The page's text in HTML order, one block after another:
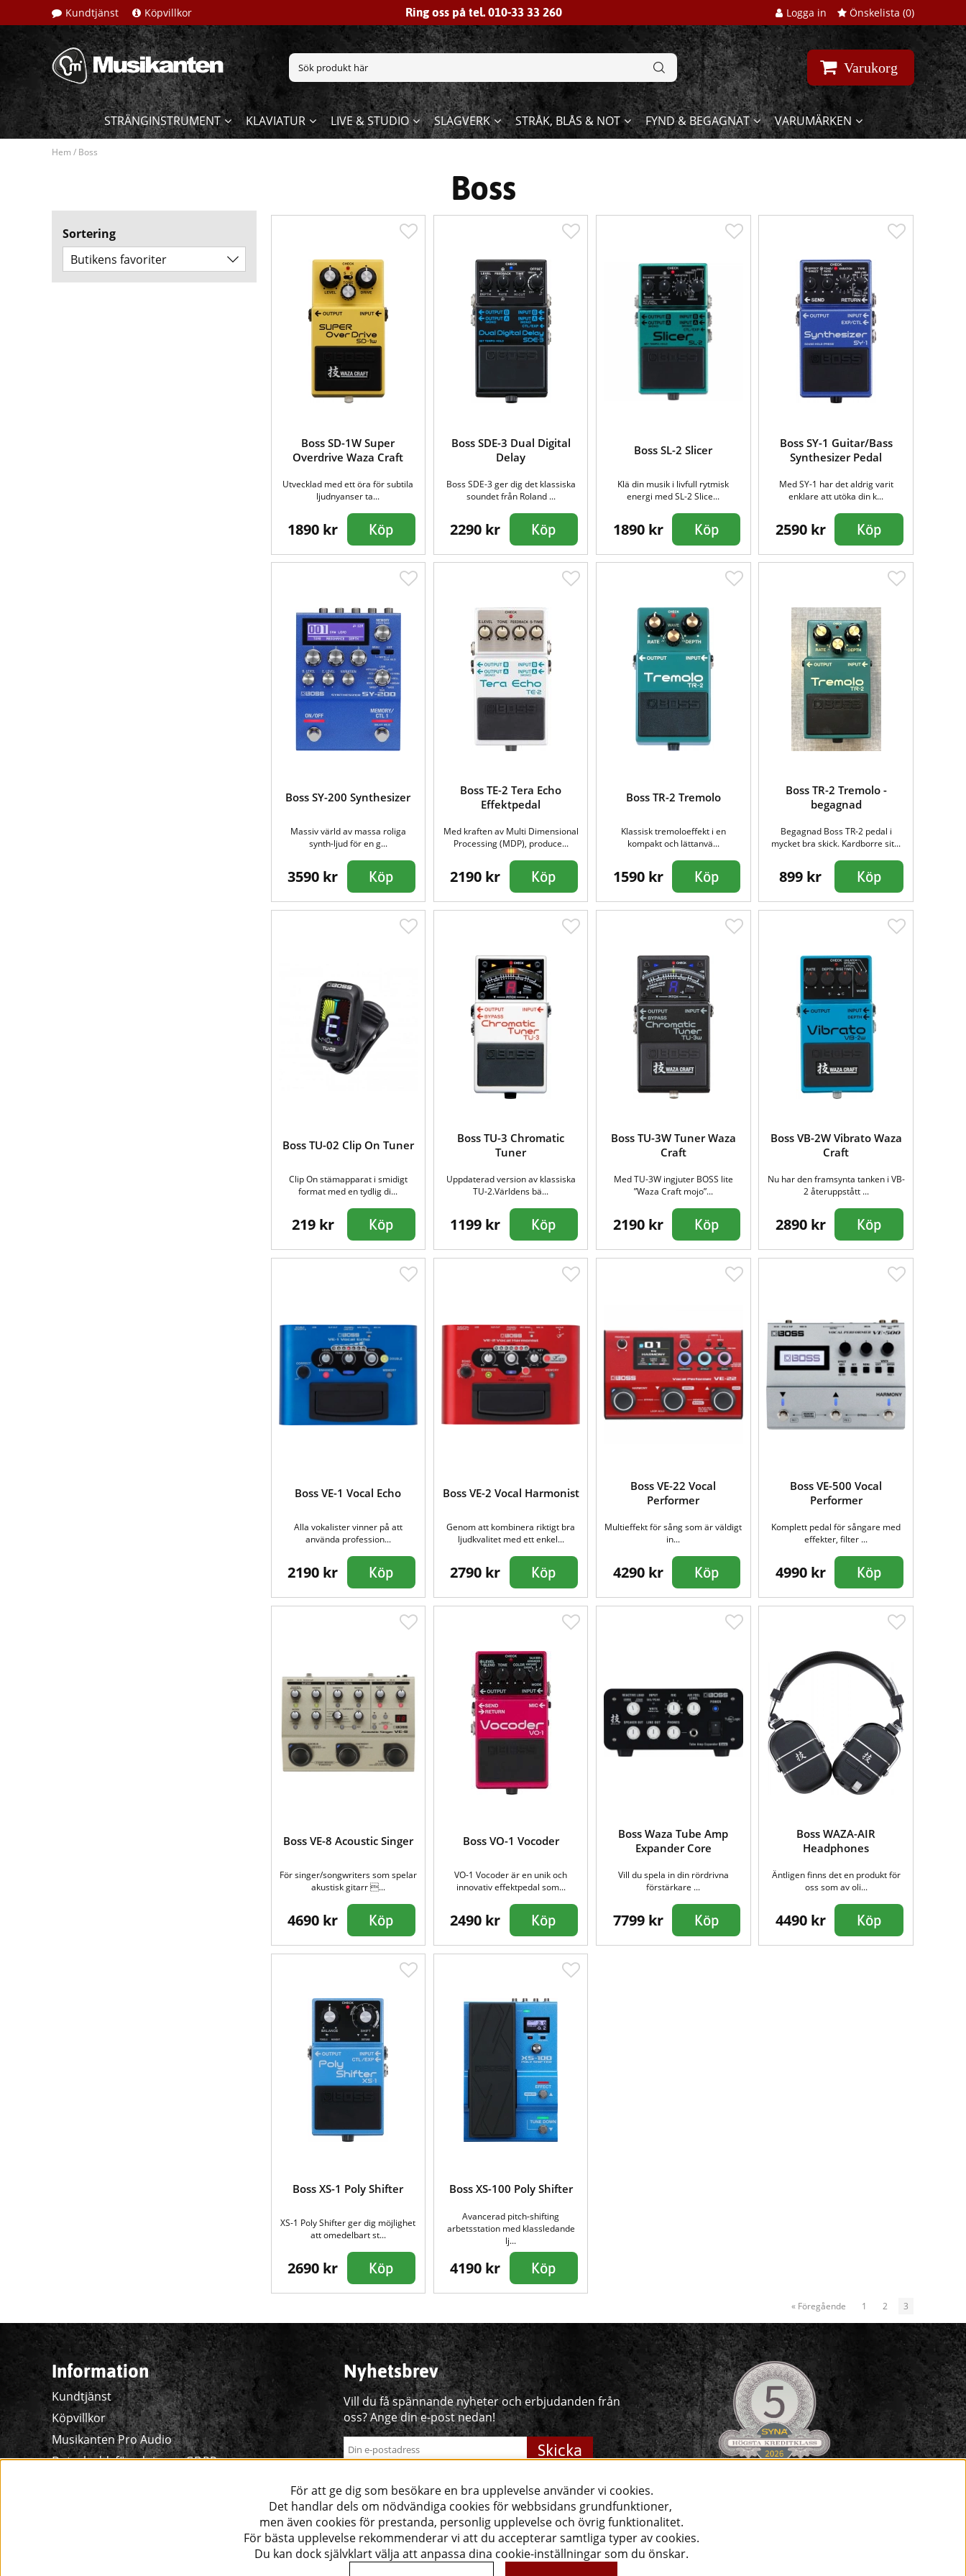
Kundtjänst Köpvillkor Ring oss på tel. 010-33 33 260 Logga in Önskelista (0)
Varukorg
STRÄNGINSTRUMENT KLAVIATUR LIVE & STUDIO SLAGVERK STRÅK, BLÅS & NOT FYND & BEGAGNAT VARUMÄRKEN
Hem / Boss
Boss
Sortering
Butikens favoriter
Boss SD-1W Super
Overdrive Waza Craft
Utvecklad med ett öra för subtila
ljudnyanser ta...
1890 kr Köp
Boss SDE-3 Dual Digital
Delay
Boss SDE-3 ger dig det klassiska
soundet från Roland ...
2290 kr Köp
Boss SL-2 Slicer
Klä din musik i livfull rytmisk
energi med SL-2 Slice...
1890 kr Köp
Boss SY-1 Guitar/Bass
Synthesizer Pedal
Med SY-1 har det aldrig varit
enklare att utöka din k...
2590 kr Köp
Boss SY-200 Synthesizer
Massiv värld av massa roliga
synth-ljud för en g...
3590 kr Köp
Boss TE-2 Tera Echo
Effektpedal
Med kraften av Multi Dimensional
Processing (MDP), produce...
2190 kr Köp
Boss TR-2 Tremolo
Klassisk tremoloeffekt i en
kompakt och lättanvä...
1590 kr Köp
Boss TR-2 Tremolo -
begagnad
Begagnad Boss TR-2 pedal i
mycket bra skick. Kardborre sit...
899 kr Köp
Boss TU-02 Clip On Tuner
Clip On stämapparat i smidigt
format med en tydlig di...
219 kr Köp
Boss TU-3 Chromatic
Tuner
Uppdaterad version av klassiska
TU-2.Världens bä...
1199 kr Köp
Boss TU-3W Tuner Waza
Craft
Med TU-3W ingjuter BOSS lite
”Waza Craft mojo”...
2190 kr Köp
Boss VB-2W Vibrato Waza
Craft
Nu har den framsynta tanken i VB-
2 återuppstått ...
2890 kr Köp
Boss VE-1 Vocal Echo
Alla vokalister vinner på att
använda profession...
2190 kr Köp
Boss VE-2 Vocal Harmonist
Genom att kombinera riktigt bra
ljudkvalitet med ett enkel...
2790 kr Köp
Boss VE-22 Vocal
Performer
Multieffekt för sång som är väldigt
in...
4290 kr Köp
Boss VE-500 Vocal
Performer
Komplett pedal för sångare med
effekter, filter ...
4990 kr Köp
Boss VE-8 Acoustic Singer
För singer/songwriters som spelar
akustisk gitarr ...
4690 kr Köp
Boss VO-1 Vocoder
VO-1 Vocoder är en unik och
innovativ effektpedal som...
2490 kr Köp
Boss Waza Tube Amp
Expander Core
Vill du spela in din rördrivna
förstärkare ...
7799 kr Köp
Boss WAZA-AIR
Headphones
Äntligen finns det en produkt för
oss som av oli...
4490 kr Köp
Boss XS-1 Poly Shifter
XS-1 Poly Shifter ger dig möjlighet
att omedelbart st...
2690 kr Köp
Boss XS-100 Poly Shifter
Avancerad pitch-shifting
arbetsstation med klassledande
lj...
4190 kr Köp
« Föregående 1 2 3
Information
Kundtjänst
Köpvillkor
Musikanten Pro Audio
Dataskyddsförodningen GDPR.
Nyhetsbrev
Vill du få spännande nyheter och erbjudanden från
oss? Ange din e-post nedan!
Skicka
Följ oss!
För att ge dig som besökare en bra upplevelse använder vi cookies.
Det handlar dels om nödvändiga cookies för webbsidans grundfunktioner,
men även cookies för prestanda, personlig upplevelse och övrig funktionalitet.
För bästa upplevelse rekommenderar vi att du accepterar samtliga typer av cookies.
Du kan dock självklart välja att anpassa dina cookie-inställningar som du önskar.